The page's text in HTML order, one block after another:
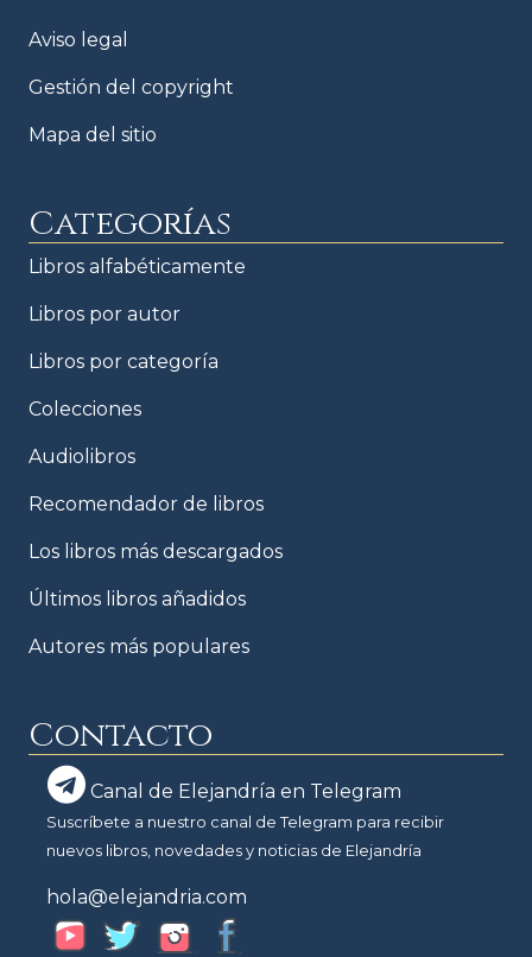
Aviso legal
Gestión del copyright
Mapa del sitio
Categorías
Libros alfabéticamente
Libros por autor
Libros por categoría
Colecciones
Audiolibros
Recomendador de libros
Los libros más descargados
Últimos libros añadidos
Autores más populares
Contacto
Canal de Elejandría en Telegram
Suscríbete a nuestro canal de Telegram para recibir
nuevos libros, novedades y noticias de Elejandría
hola@elejandria.com